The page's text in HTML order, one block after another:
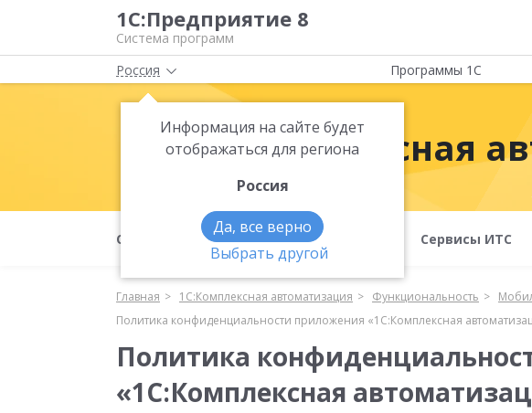
1С:Предприятие 8
Система программ
Россия
Информация на сайте будет
отображаться для региона
Россия
Да, все верно
Выбрать другой
Программы 1С
1С:Комплексная
О продукте Функциональность Сервисы ИТС
Главная 1С:Комплексная автоматизация Функциональность
Политика конфиденциальности приложения «1С:Комплексная
Политика
«1С:Комплексная